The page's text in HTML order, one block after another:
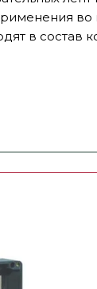
во
в состав